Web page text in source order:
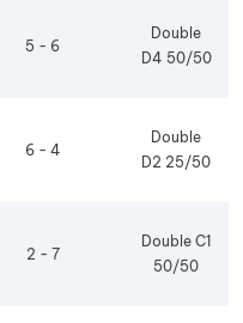
5 - 6
Double
D4 50/50
6 - 4
Double
D2 25/50
2 - 7
Double C1
50/50